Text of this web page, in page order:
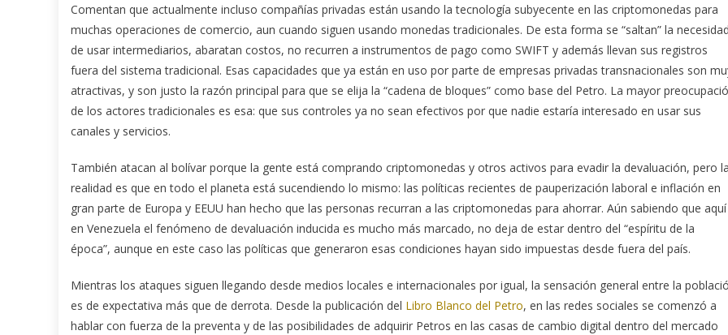
Comentan que actualmente incluso compañías privadas están usando la tecnología subyecente en las criptomonedas para
muchas operaciones de comercio, aun cuando siguen usando monedas tradicionales. De esta forma se “saltan” la
de usar intermediarios, abaratan costos, no recurren a instrumentos de pago como SWIFT y además llevan sus registros
fuera del sistema tradicional. Esas capacidades que ya están en uso por parte de empresas privadas transnacionales son
atractivas, y son justo la razón principal para que se elija la “cadena de bloques” como base del Petro. La mayor
de los actores tradicionales es esa: que sus controles ya no sean efectivos por que nadie estaría interesado en usar sus
canales y servicios.
También atacan al bolívar porque la gente está comprando criptomonedas y otros activos para evadir la devaluación, pero
realidad es que en todo el planeta está sucendiendo lo mismo: las políticas recientes de pauperización laboral e inflación en
gran parte de Europa y EEUU han hecho que las personas recurran a las criptomonedas para ahorrar. Aún sabiendo que aquí
en Venezuela el fenómeno de devaluación inducida es mucho más marcado, no deja de estar dentro del “espíritu de la
época”, aunque en este caso las políticas que generaron esas condiciones hayan sido impuestas desde fuera del país.
Mientras los ataques siguen llegando desde medios locales e internacionales por igual, la sensación general entre la
es de expectativa más que de derrota. Desde la publicación del Libro Blanco del Petro, en las redes sociales se comenzó a
hablar con fuerza de la preventa y de las posibilidades de adquirir Petros en las casas de cambio digital dentro del mercado